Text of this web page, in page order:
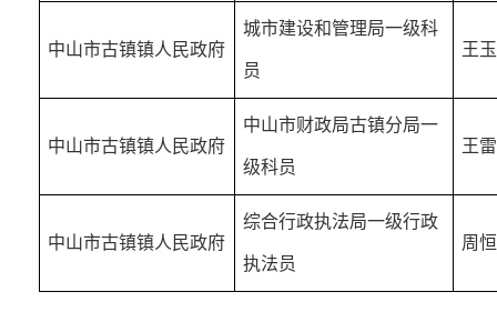
中山市古镇镇人民政府
城市建设和管理局一级科
员
王
中山市古镇镇人民政府
中山市财政局古镇分局一
级科员
王雷
中山市古镇镇人民政府
综合行政执法局一级行政
执法员
周恒